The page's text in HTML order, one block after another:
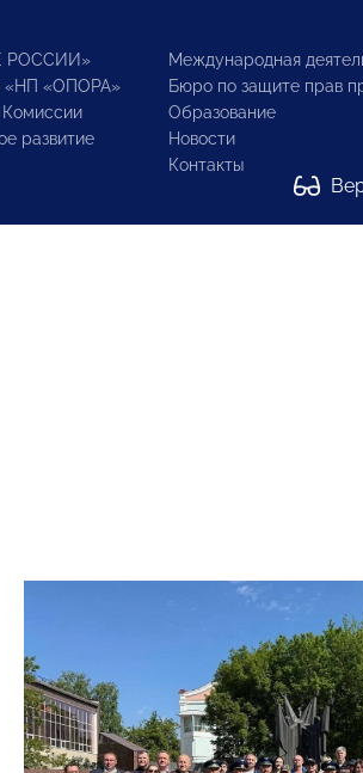
РОССИИ»
«НП «ОПОРА»
развитие
Международная
Бюро по защите прав
Образование
Новости
Контакты